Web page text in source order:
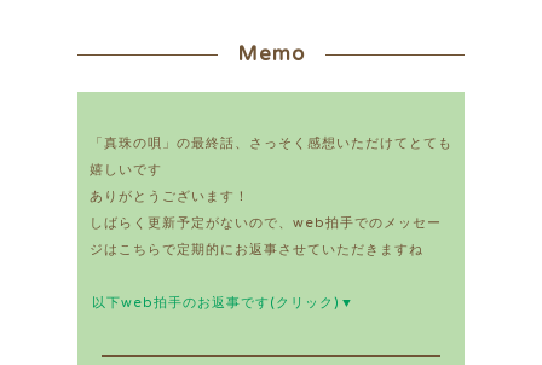
Memo
「真珠の唄」の最終話、さっそく感想いただけてとても
嬉しいです
ありがとうございます！
しばらく更新予定がないので、web拍手でのメッセー
ジはこちらで定期的にお返事させていただきますね
以下web拍手のお返事です(クリック)▼